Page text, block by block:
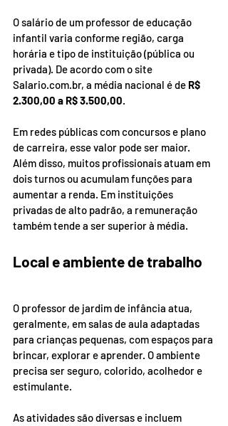
O salário de um professor de educação
infantil varia conforme região, carga
horária e tipo de instituição (pública ou
privada). De acordo com o site
Salario.com.br, a média nacional é de R$
2.300,00 a R$ 3.500,00.
Em redes públicas com concursos e plano
de carreira, esse valor pode ser maior.
Além disso, muitos profissionais atuam em
dois turnos ou acumulam funções para
aumentar a renda. Em instituições
privadas de alto padrão, a remuneração
também tende a ser superior à média.
Local e ambiente de trabalho
O professor de jardim de infância atua,
geralmente, em salas de aula adaptadas
para crianças pequenas, com espaços para
brincar, explorar e aprender. O ambiente
precisa ser seguro, colorido, acolhedor e
estimulante.
As atividades são diversas e incluem